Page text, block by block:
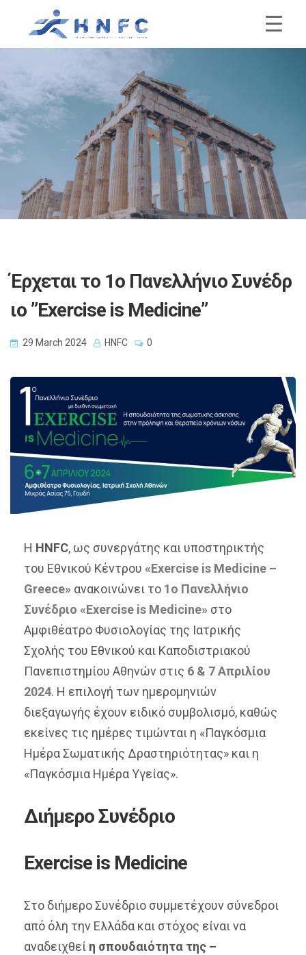
Έρχεται το 1ο Πανελλήνιο Συνέδρ
ιο ”Exercise is Medicine”
29 March 2024 HNFC 0
Η HNFC, ως συνεργάτης και υποστηρικτής
του Εθνικού Κέντρου «Exercise is Medicine –
Greece» ανακοινώνει το 1ο Πανελλήνιο
Συνέδριο «Exercise is Medicine» στο
Αμφιθέατρο Φυσιολογίας της Ιατρικής
Σχολής του Εθνικού και Καποδιστριακού
Πανεπιστημίου Αθηνών στις 6 & 7 Απριλίου
2024. Η επιλογή των ημερομηνιών
διεξαγωγής έχουν ειδικό συμβολισμό, καθώς
εκείνες τις ημέρες τιμώνται η «Παγκόσμια
Ημέρα Σωματικής Δραστηριότητας» και η
«Παγκόσμια Ημέρα Υγείας».
Διήμερο Συνέδριο
Exercise is Medicine
Στο διήμερο Συνέδριο συμμετέχουν σύνεδροι
από όλη την Ελλάδα και στόχος είναι να
αναδειχθεί η σπουδαιότητα της –